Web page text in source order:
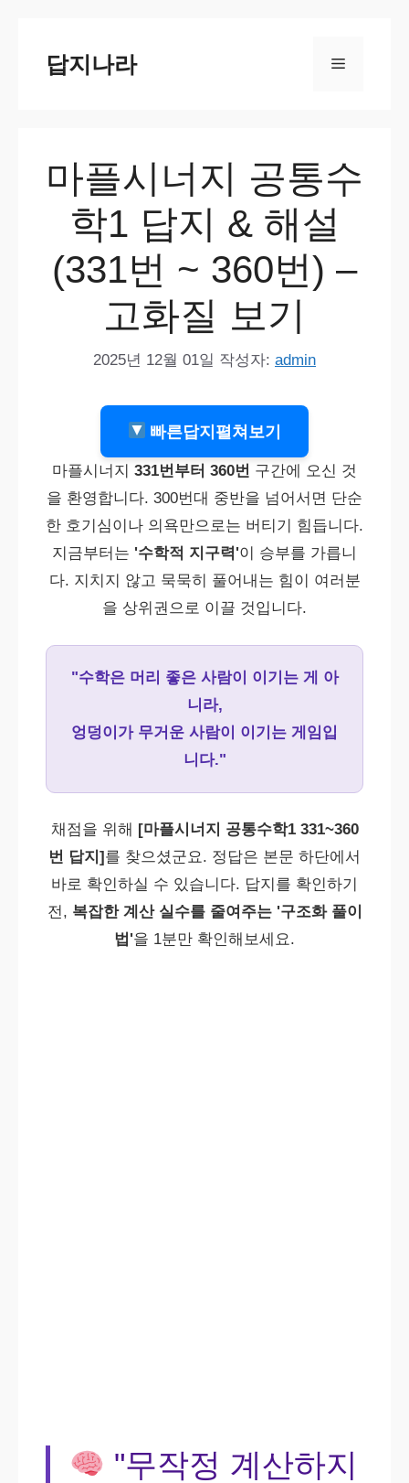
뛰
기
답지나라 메
마플시너지 공통수
학1 답지 & 해설
(331번 ~ 360번) –
고화질 보기
2025년 12월 01일 작성자: admin
빠른답지펼쳐보기
마플시너지 331번부터 360번 구간에 오신 것
을 환영합니다. 300번대 중반을 넘어서면 단순
한 호기심이나 의욕만으로는 버티기 힘듭니다.
지금부터는 '수학적 지구력'이 승부를 가릅니
다. 지치지 않고 묵묵히 풀어내는 힘이 여러분
을 상위권으로 이끌 것입니다.
"수학은 머리 좋은 사람이 이기는 게 아
니라,
엉덩이가 무거운 사람이 이기는 게임입
니다."
채점을 위해 [마플시너지 공통수학1 331~360
번 답지]를 찾으셨군요. 정답은 본문 하단에서
바로 확인하실 수 있습니다. 답지를 확인하기
전, 복잡한 계산 실수를 줄여주는 '구조화 풀이
법'을 1분만 확인해보세요.
"무작정 계산하지